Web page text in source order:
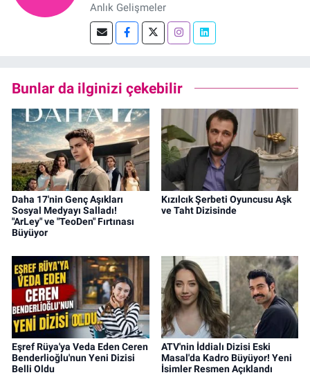
Anlık Gelişmeler
Bunlar da ilginizi çekebilir
Daha 17'nin Genç Aşıkları
Sosyal Medyayı Salladı!
"ArLey" ve "TeoDen" Fırtınası
Büyüyor
Kızılcık Şerbeti Oyuncusu Aşk
ve Taht Dizisinde
Eşref Rüya'ya Veda Eden Ceren
Benderlioğlu'nun Yeni Dizisi
Belli Oldu
ATV'nin İddialı Dizisi Eski
Masal'da Kadro Büyüyor! Yeni
İsimler Resmen Açıklandı